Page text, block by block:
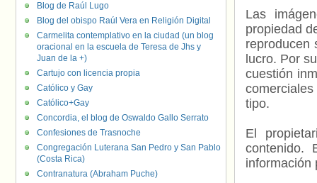
Las
propiedad
reproducen
lucro. Por
cuestión
tipo.
El
contenido.
información
Blog de Raúl Lugo
Blog del obispo Raúl Vera en Religión Digital
Carmelita contemplativo en la ciudad (un blog
oracional en la escuela de Teresa de Jhs y
Juan de la +)
Cartujo con licencia propia
Católico y Gay
Católico+Gay
Concordia, el blog de Oswaldo Gallo Serrato
Confesiones de Trasnoche
Congregación Luterana San Pedro y San Pablo
(Costa Rica)
Contranatura (Abraham Puche)